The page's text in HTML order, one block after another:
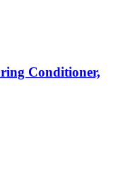
Conditioner,